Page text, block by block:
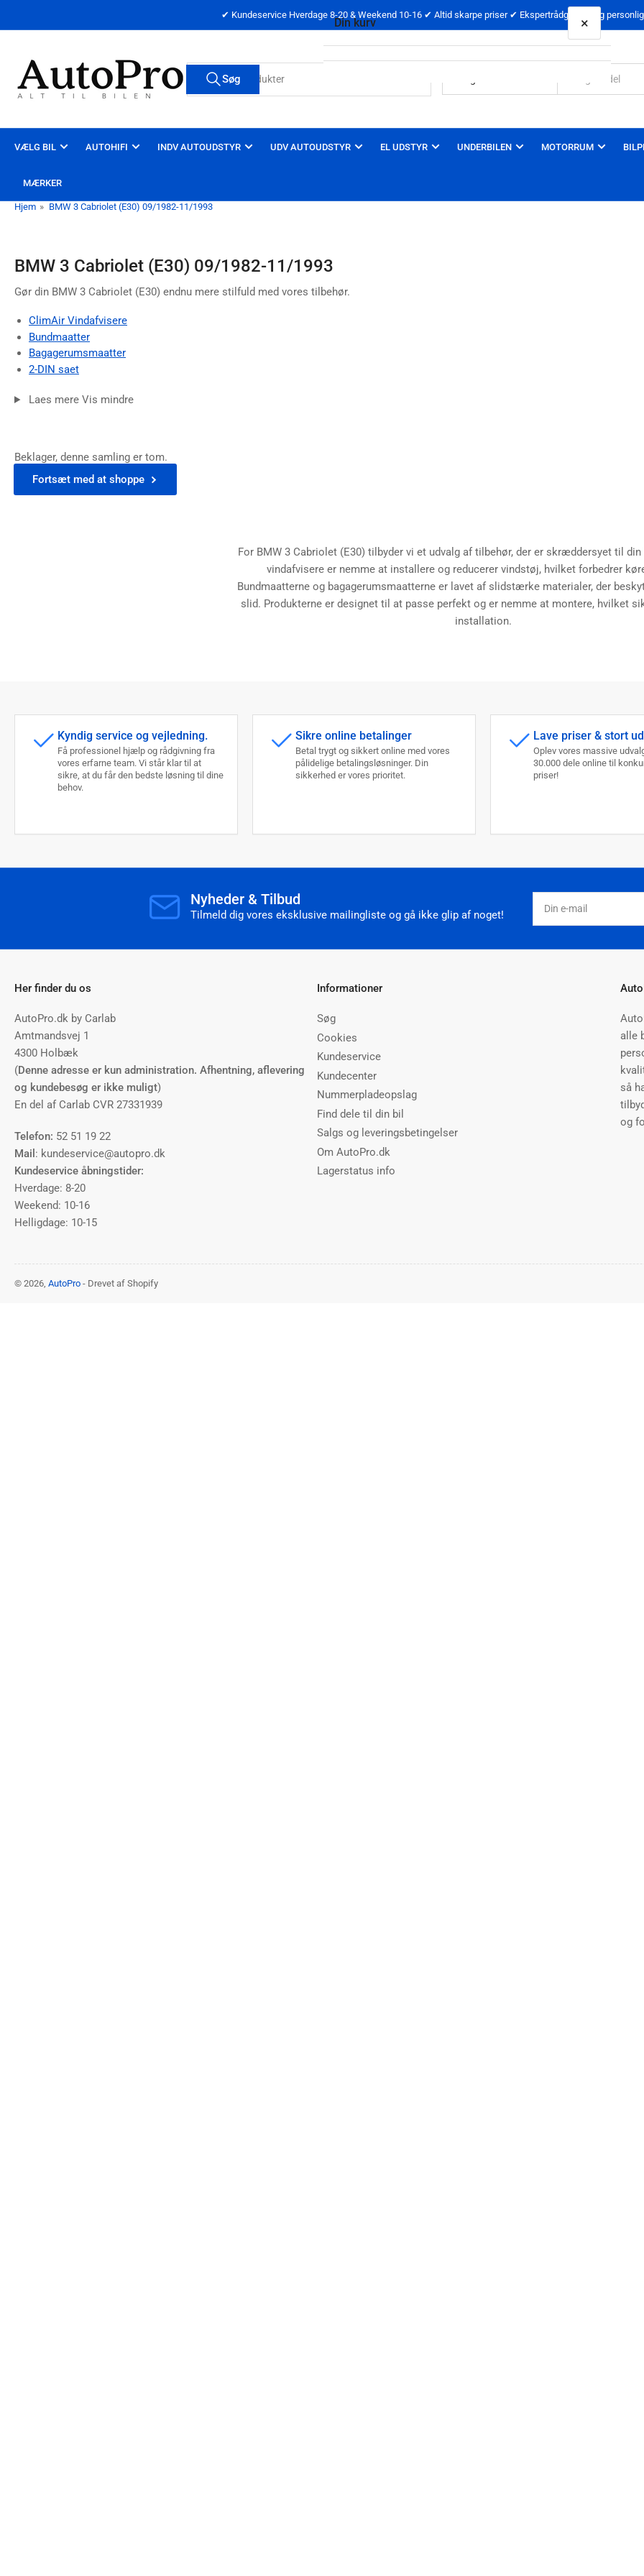
✔ Kundeservice Hverdage 8-20 & Weekend 10-16 ✔ Altid skarpe priser ✔ Ekspertrådgivning og
Søg
efter
produkter
Søg
VÆLG BIL AUTOHIFI INDV AUTOUDSTYR UDV AUTOUDSTYR EL UDSTYR UNDERBILEN MOTORRUM
MÆRKER
Hjem » BMW 3 Cabriolet (E30) 09/1982-11/1993
BMW 3 Cabriolet (E30) 09/1982-11/1993
Gør din BMW 3 Cabriolet (E30) endnu mere stilfuld med vores tilbehør.
ClimAir Vindafvisere
Bundmaatter
Bagagerumsmaatter
2-DIN saet
Laes mere Vis mindre
Beklager, denne samling er tom.
Fortsæt med at shoppe
For BMW 3 Cabriolet (E30) tilbyder vi et udvalg af tilbehør, der er skræddersyet til
vindafvisere er nemme at installere og reducerer vindstøj, hvilket forbedrer
Bundmaatterne og bagagerumsmaatterne er lavet af slidstærke materialer, der
slid. Produkterne er designet til at passe perfekt og er nemme at montere, hvilket
installation.
Kyndig service og vejledning.
Få professionel hjælp og rådgivning fra
vores erfarne team. Vi står klar til at
sikre, at du får den bedste løsning til dine
behov.
Sikre online betalinger
Betal trygt og sikkert online med vores
pålidelige betalingsløsninger. Din
sikkerhed er vores prioritet.
Lave priser & stort
Oplev vores massive
30.000 dele online til
priser!
Nyheder & Tilbud
Tilmeld dig vores eksklusive mailingliste og gå ikke glip af noget!
mail
Her finder du os
AutoPro.dk by Carlab
Amtmandsvej 1
4300 Holbæk
(Denne adresse er kun administration. Afhentning, aflevering
og kundebesøg er ikke muligt)
En del af Carlab CVR 27331939
Telefon: 52 51 19 22
Mail : kundeservice@autopro.dk
Kundeservice åbningstider:
Hverdage: 8-20
Weekend: 10-16
Helligdage: 10-15
Informationer
Søg
Cookies
Kundeservice
Kundecenter
Nummerpladeopslag
Find dele til din bil
Salgs og leveringsbetingelser
Om AutoPro.dk
Lagerstatus info
alle
så
og
© 2026, AutoPro - Drevet af Shopify
Din kurv ×
Din kurv er tom